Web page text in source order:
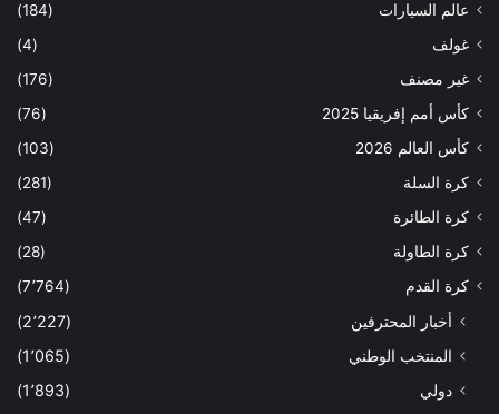
عالم السيارات
(184)
غولف
(4)
غير مصنف
(176)
كأس أمم إفريقيا 2025
(76)
كأس العالم 2026
(103)
كرة السلة
(281)
كرة الطائرة
(47)
كرة الطاولة
(28)
كرة القدم
(7٬764)
أخبار المحترفين
(2٬227)
المنتخب الوطني
(1٬065)
دولي
(1٬893)